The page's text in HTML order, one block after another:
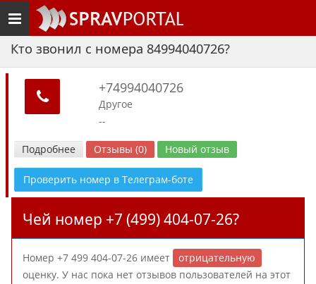
Toggle
navigation
Кто звонил с номера 84994040726?
+74994040726
Другое
--
Подробнее Отзывы (0) Новый отзыв
Проверить номер в Телеграм-боте
Чей номер +7 (499) 404-07-26?
Номер +7 499 404-07-26 имеет
отрицательную
оценку. У нас пока нет отзывов пользователей на этот